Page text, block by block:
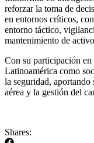
reforzar la toma de
en entornos críticos,
entorno táctico,
mantenimiento de
Con su participación
Latinoamérica como
la seguridad, aportando
aérea y la gestión del
Shares: